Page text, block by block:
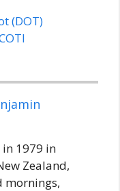
(DOT)
1979 in
Zealand,
mornings,